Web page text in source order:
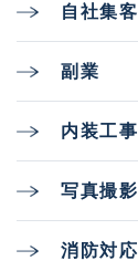
自社集客
副業
内装工事
写真撮影
消防対応